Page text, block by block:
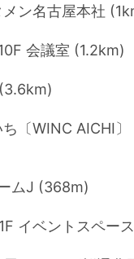
ン名古屋本社
会議室 (1.2km)
〔WINC AICHI
ムJ (368m)
イベントスペー